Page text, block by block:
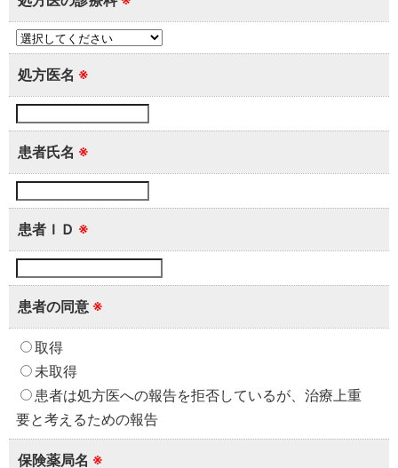
処方医名 ※
患者氏名 ※
患者ＩＤ ※
患者の同意 ※
取得
未取得
患者は処方医への報告を拒否しているが、治療上重
要と考えるための報告
保険薬局名 ※